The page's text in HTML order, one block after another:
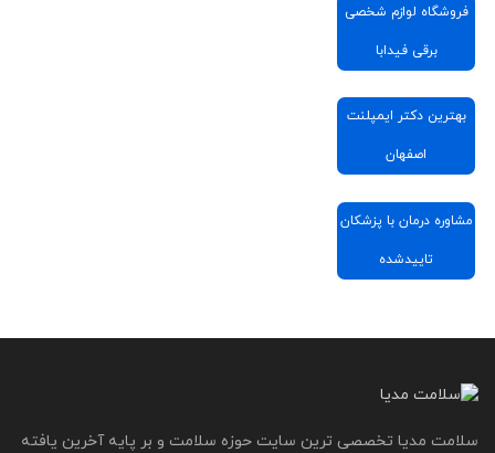
فروشگاه لوازم شخصی
برقی فیدابا
بهترین دکتر ایمپلنت
اصفهان
مشاوره درمان با پزشکان
تاییدشده
سلامت مدیا تخصصی ترین سایت حوزه سلامت و بر پایه آخرین یافته